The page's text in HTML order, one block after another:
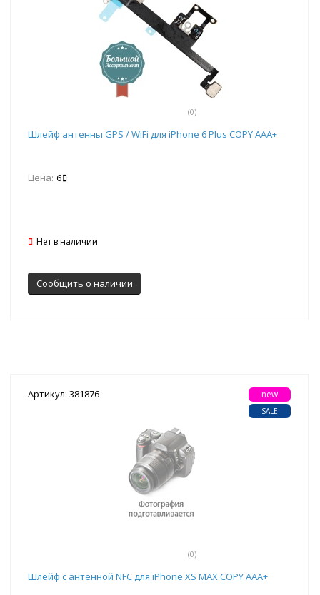
(0)
Шлейф антенны GPS / WiFi для iPhone 6 Plus COPY AAA+
Цена: 6
Нет в наличии
Сообщить о наличии
Артикул: 381876
(0)
new
SALE
Шлейф с антенной NFC для iPhone XS MAX COPY AAA+